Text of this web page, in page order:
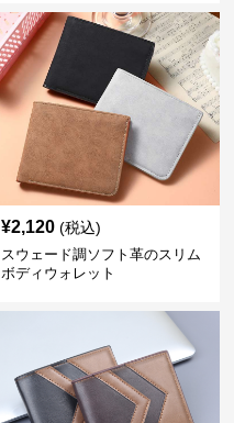
¥2,120 (税込)
スウェード調ソフト革のスリム
ボディウォレット